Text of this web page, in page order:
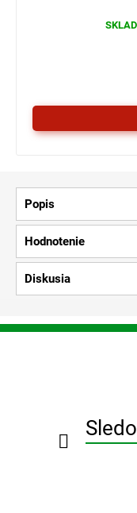
Popis
Hodnotenie
Diskusia
Z